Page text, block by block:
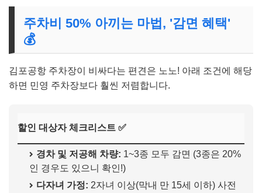
주차비 50% 아끼는 마법, '감면 혜택'
💰
김포공항 주차장이 비싸다는 편견은 노노! 아래 조건에 해당
하면 민영 주차장보다 훨씬 저렴합니다.
할인 대상자 체크리스트 ✅
경차 및 저공해 차량: 1~3종 모두 감면 (3종은 20%
인 경우도 있으니 확인!)
다자녀 가정: 2자녀 이상(막내 만 15세 이하) 사전